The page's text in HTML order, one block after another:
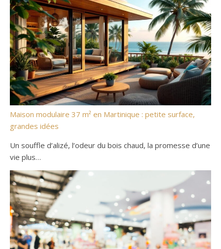
Maison modulaire 37 m² en Martinique : petite surface,
grandes idées
Un souffle d’alizé, l’odeur du bois chaud, la promesse d’une
vie plus…